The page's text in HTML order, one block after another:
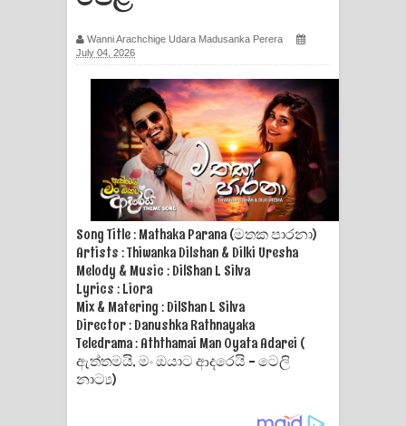
Hoda sihiyen Song Lyrics - හොද
සිහියෙන් ගීතයේ පද පෙළ
Awanken Song Lyrics - අවංකෙන්
ගීතයේ පද පෙළ
Pa Sina Song Lyrics - පෑ සිනා ගීතයේ
පද පෙළ
Pemwanthiye Song Lyrics -
පෙම්වන්තියේ ගීතයේ පද පෙළ
Manobhawa Song Lyrics - මනෝභව
Wanni Arachchige Udara Madusanka Perera
July 04, 2026
Song Title : Mathaka Parana (මතක පාරනා)
Artists : Thiwanka Dilshan & Dilki Uresha
Melody & Music : DilShan L Silva
Lyrics : Liora
Mix & Matering : DilShan L Silva
Director : Danushka Rathnayaka
Teledrama : ​Aththamai Man Oyata Adarei (​
ඇත්තමයි, මං ඔයාට ආදරෙයි - ටෙලි
නාට්‍ය)